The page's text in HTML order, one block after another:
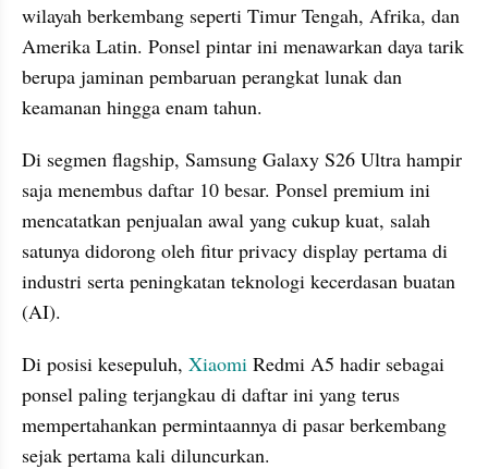
wilayah berkembang seperti Timur Tengah, Afrika, dan
Amerika Latin. Ponsel pintar ini menawarkan daya tarik
berupa jaminan pembaruan perangkat lunak dan
keamanan hingga enam tahun.
Di segmen flagship, Samsung Galaxy S26 Ultra hampir
saja menembus daftar 10 besar. Ponsel premium ini
mencatatkan penjualan awal yang cukup kuat, salah
satunya didorong oleh fitur privacy display pertama di
industri serta peningkatan teknologi kecerdasan buatan
(AI).
Di posisi kesepuluh, Xiaomi Redmi A5 hadir sebagai
ponsel paling terjangkau di daftar ini yang terus
mempertahankan permintaannya di pasar berkembang
sejak pertama kali diluncurkan.